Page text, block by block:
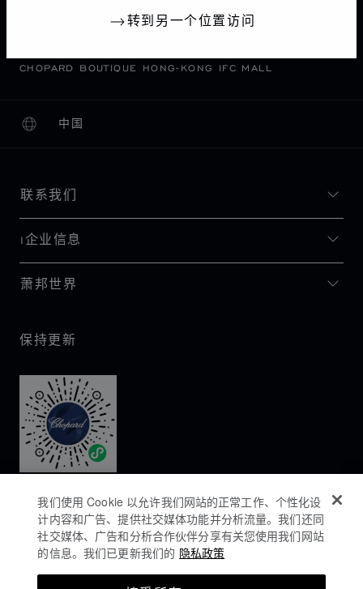
转到另一个位置访问
查找精品店 所有店铺 亚洲 大洋洲
CHOPARD BOUTIQUE HONG-KONG IFC MALL
中国
本地化（更改国家/地区）
更改国家/地区
联系我们
I企业信息
萧邦世界
保持更新
我们使用 Cookie 以允许我们网站的正常工作、个性化设
计内容和广告、提供社交媒体功能并分析流量。我们还同
社交媒体、广告和分析合作伙伴分享有关您使用我们网站
的信息。我们已更新我们的 隐私政策